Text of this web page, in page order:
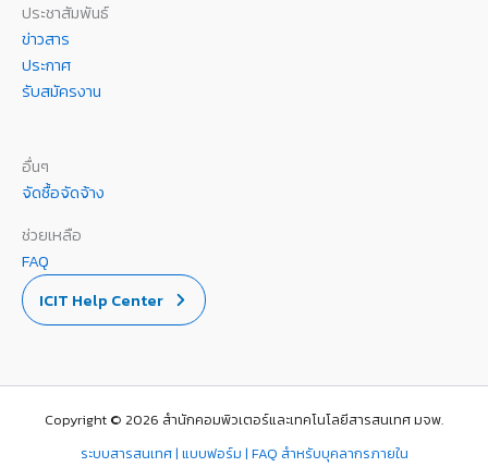
ประชาสัมพันธ์
ข่าวสาร
ประกาศ
รับสมัครงาน
อื่นๆ
จัดซื้อจัดจ้าง
ช่วยเหลือ
FAQ
ICIT Help Center
Copyright © 2026 สำนักคอมพิวเตอร์และเทคโนโลยีสารสนเทศ มจพ.
ระบบสารสนเทศ | แบบฟอร์ม | FAQ สำหรับบุคลากรภายใน